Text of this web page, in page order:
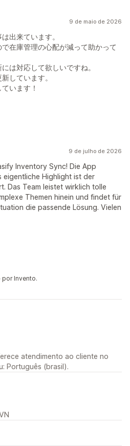
9 de maio de 2026
出来ています。
在庫管理の心配が減って助かって
は対応して欲しいですね。
しています。
います！
9 de julho de 2026
Inventory Sync! Die App
Highlight ist der
Das Team leistet wirklich tolle
Themen hinein und findet für
die passende Lösung. Vielen
Invento.
atendimento ao cliente no
Português (brasil).